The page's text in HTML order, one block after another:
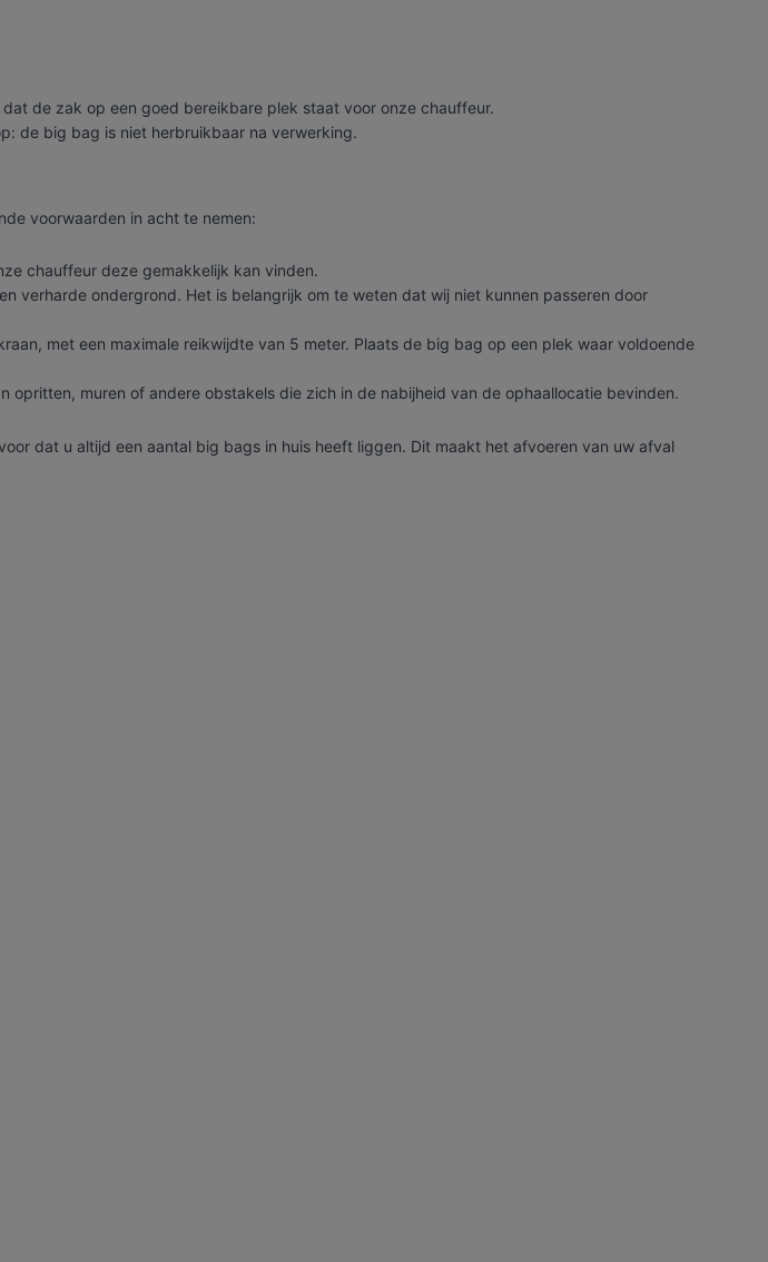
de zak op een goed bereikbare plek staat voor onze chauffeur.
de big bag is niet herbruikbaar na verwerking.
voorwaarden in acht te nemen:
chauffeur deze gemakkelijk kan vinden.
verharde ondergrond. Het is belangrijk om te weten dat wij niet kunnen passeren door
met een maximale reikwijdte van 5 meter. Plaats de big bag op een plek waar voldoende
opritten, muren of andere obstakels die zich in de nabijheid van de ophaallocatie bevinden.
dat u altijd een aantal big bags in huis heeft liggen. Dit maakt het afvoeren van uw afval
wagenpark. We beschikken over de modernste trucks, die voldoen aan de strengste
verharde ondergrond.
vrachtwagen om te draaien.